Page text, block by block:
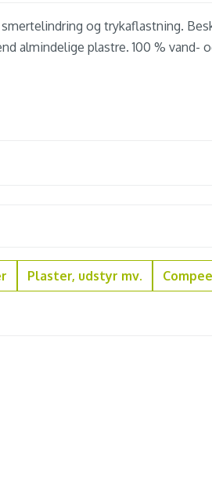
og trykaflastning.
almindelige plastre. 100 % vand-
Plaster, udstyr mv.